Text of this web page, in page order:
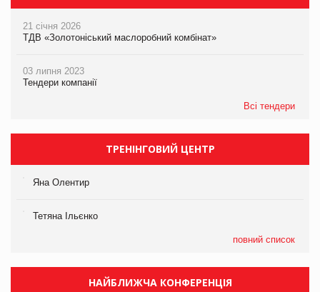
21 січня 2026
ТДВ «Золотоніський маслоробний комбінат»
03 липня 2023
Тендери компанії
Всі тендери
ТРЕНІНГОВИЙ ЦЕНТР
Яна Олентир
Тетяна Ільєнко
повний список
НАЙБЛИЖЧА КОНФЕРЕНЦІЯ